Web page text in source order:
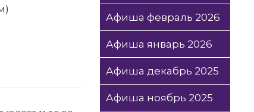
Афиша февраль 2026
Афиша январь 2026
Афиша декабрь 2025
Афиша ноябрь 2025